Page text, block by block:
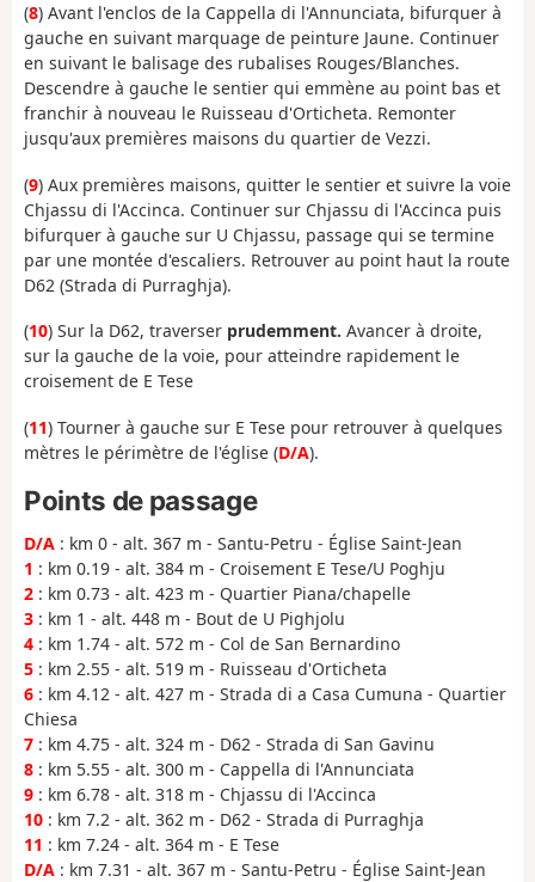
(8) Avant l'enclos de la Cappella di l'Annunciata, bifurquer à
gauche en suivant marquage de peinture Jaune. Continuer
en suivant le balisage des rubalises Rouges/Blanches.
Descendre à gauche le sentier qui emmène au point bas et
franchir à nouveau le Ruisseau d'Orticheta. Remonter
jusqu'aux premières maisons du quartier de Vezzi.
(9) Aux premières maisons, quitter le sentier et suivre la voie
Chjassu di l'Accinca. Continuer sur Chjassu di l'Accinca puis
bifurquer à gauche sur U Chjassu, passage qui se termine
par une montée d'escaliers. Retrouver au point haut la route
D62 (Strada di Purraghja).
(10) Sur la D62, traverser prudemment. Avancer à droite,
sur la gauche de la voie, pour atteindre rapidement le
croisement de E Tese
(11) Tourner à gauche sur E Tese pour retrouver à quelques
mètres le périmètre de l'église (D/A).
Points de passage
D/A : km 0 - alt. 367 m - Santu-Petru - Église Saint-Jean
1 : km 0.19 - alt. 384 m - Croisement E Tese/U Poghju
2 : km 0.73 - alt. 423 m - Quartier Piana/chapelle
3 : km 1 - alt. 448 m - Bout de U Pighjolu
4 : km 1.74 - alt. 572 m - Col de San Bernardino
5 : km 2.55 - alt. 519 m - Ruisseau d'Orticheta
6 : km 4.12 - alt. 427 m - Strada di a Casa Cumuna - Quartier
Chiesa
7 : km 4.75 - alt. 324 m - D62 - Strada di San Gavinu
8 : km 5.55 - alt. 300 m - Cappella di l'Annunciata
9 : km 6.78 - alt. 318 m - Chjassu di l'Accinca
10 : km 7.2 - alt. 362 m - D62 - Strada di Purraghja
11 : km 7.24 - alt. 364 m - E Tese
D/A : km 7.31 - alt. 367 m - Santu-Petru - Église Saint-Jean